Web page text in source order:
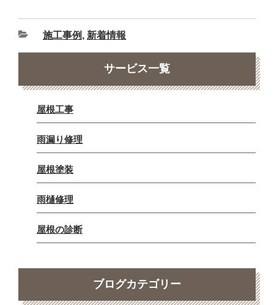
施工事例 , 新着情報
サービス一覧
屋根工事
雨漏り修理
屋根塗装
雨樋修理
屋根の診断
ブログカテゴリー